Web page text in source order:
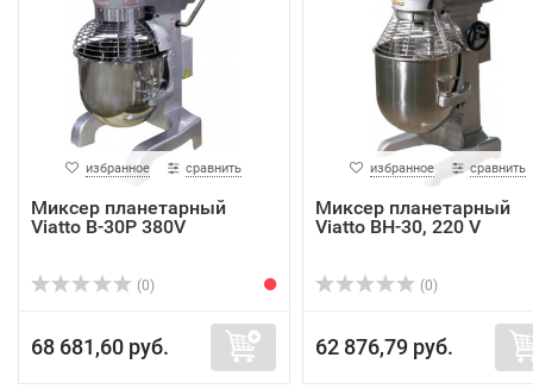
избранное сравнить
Миксер планетарный
Viatto B-30P 380V
(0)
68 681,60 руб.
избранное сравнить
Миксер планетарный
Viatto BH-30, 220 V
(0)
62 876,79 руб.